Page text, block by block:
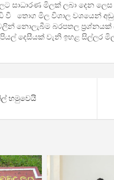
සාධාරණ මිලක් ලබා දෙන
වී තොග මිල විශාල වශයෙන්
නොලැබීම බරපතල
දෙසීයක් වැනි ඉහළ සිල්ලර
හමුවෙයි